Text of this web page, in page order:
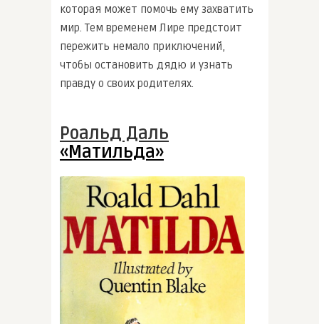
которая может помочь ему захватить
мир. Тем временем Лире предстоит
пережить немало приключений,
чтобы остановить дядю и узнать
правду о своих родителях.
Роальд Даль
«Матильда»